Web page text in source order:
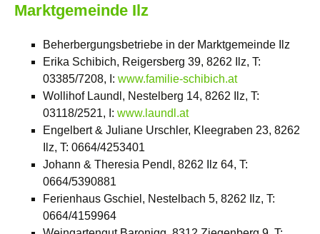
Marktgemeinde Ilz
Beherbergungsbetriebe in der Marktgemeinde Ilz
Erika Schibich, Reigersberg 39, 8262 Ilz, T:
03385/7208, I: www.familie-schibich.at
Wollihof Laundl, Nestelberg 14, 8262 Ilz, T:
03118/2521, I: www.laundl.at
Engelbert & Juliane Urschler, Kleegraben 23, 8262
Ilz, T: 0664/4253401
Johann & Theresia Pendl, 8262 Ilz 64, T:
0664/5390881
Ferienhaus Gschiel, Nestelbach 5, 8262 Ilz, T:
0664/4159964